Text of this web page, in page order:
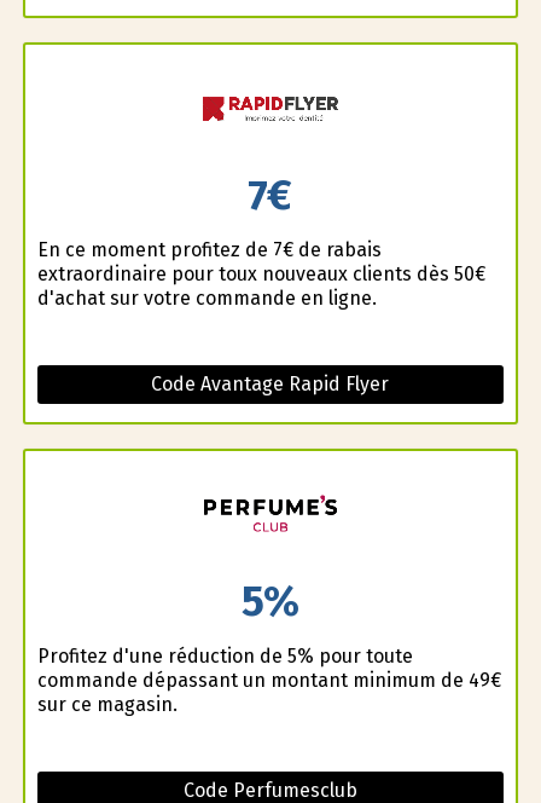
7€
En ce moment profitez de 7€ de rabais
extraordinaire pour toux nouveaux clients dès 50€
d'achat sur votre commande en ligne.
Code Avantage Rapid Flyer
5%
Profitez d'une réduction de 5% pour toute
commande dépassant un montant minimum de 49€
sur ce magasin.
Code Perfumesclub